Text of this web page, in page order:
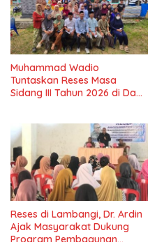
Muhammad Wadio
Tuntaskan Reses Masa
Sidang III Tahun 2026 di Dapil
Reses di Lambangi, Dr. Ardin
Ajak Masyarakat Dukung
Program Pembagunan